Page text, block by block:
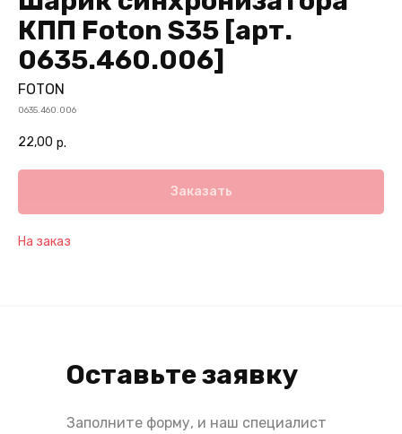
КПП Foton S35 [арт.
0635.460.006]
FOTON
0635.460.006
22,00 р.
Заказать
На заказ
Оставьте заявку
Заполните форму, и наш специалист